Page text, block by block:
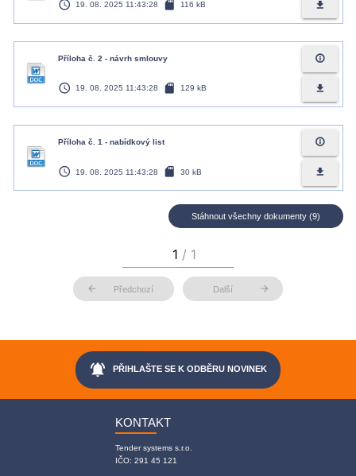
access_time 19. 08. 2025 11:43:28 sd_card 116 kB file_download
Příloha č. 2 - návrh smlouvy
access_time 19. 08. 2025 11:43:28 sd_card 129 kB
info_outline
file_download
Příloha č. 1 - nabídkový list
access_time 19. 08. 2025 11:43:28 sd_card 30 kB
info_outline
file_download
Stáhnout všechny dokumenty (9)
arrow_back Předchozí Další arrow_forward
notifications_active PŘIHLAŠTE SE K ODBĚRU NOVINEK
KONTAKT
Tender systems s.r.o.
IČO: 291 45 121